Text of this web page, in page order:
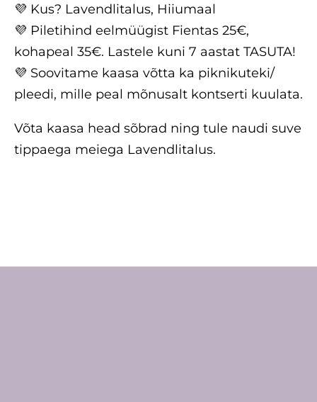
💜 Kus? Lavendlitalus, Hiiumaal
💜 Piletihind eelmüügist Fientas 25€,
kohapeal 35€. Lastele kuni 7 aastat TASUTA!
💜 Soovitame kaasa võtta ka piknikuteki/
pleedi, mille peal mõnusalt kontserti kuulata.
Võta kaasa head sõbrad ning tule naudi suve
tippaega meiega Lavendlitalus.